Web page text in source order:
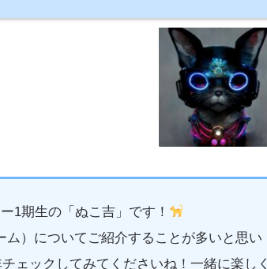
1期生の「ぬこ吉」です！
）についてご紹介することが多いと思い
ェックしてみてくださいね！一緒に楽しく